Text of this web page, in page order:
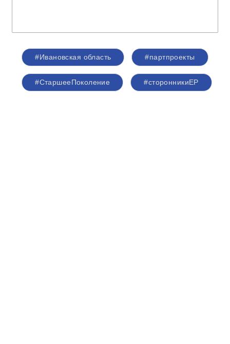
#Ивановская область #партпроекты
#СтаршееПоколение #сторонникиЕР